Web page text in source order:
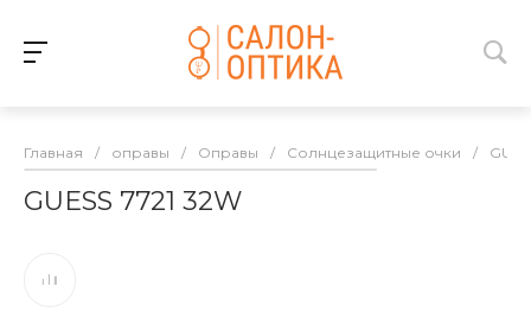
Главная / оправы / Оправы / Солнцезащитные очки /
GUESS 7721 32W